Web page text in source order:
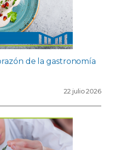
de la gastronomía
22 julio 2026